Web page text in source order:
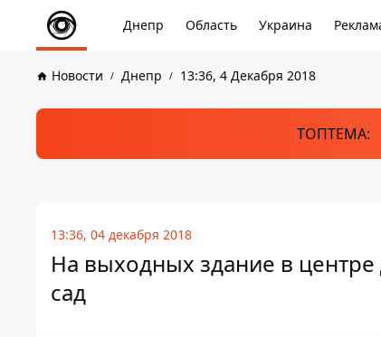
Днепр Область Украина
Новости Днепр 13:36, 4 Декабря 2018
ТОПТЕМА:
13:36, 04 декабря 2018
На выходных здание в центре
сад